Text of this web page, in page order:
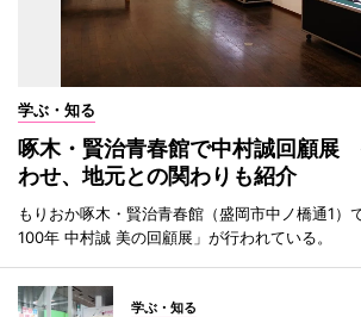
学ぶ・知る
啄木・賢治青春館で中村誠回顧展
わせ、地元との関わりも紹介
もりおか啄木・賢治青春館（盛岡市中ノ橋通1）
100年 中村誠 美の回顧展」が行われている。
学ぶ・知る